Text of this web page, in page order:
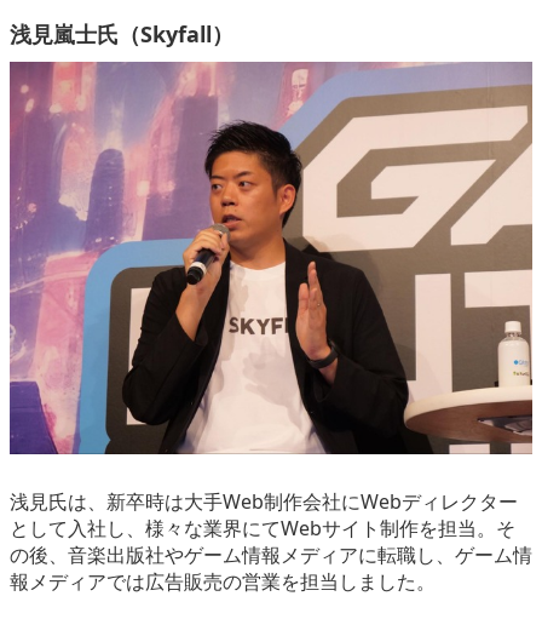
浅見嵐士氏（Skyfall）
浅見氏は、新卒時は大手Web制作会社にWebディレクター
として入社し、様々な業界にてWebサイト制作を担当。そ
の後、音楽出版社やゲーム情報メディアに転職し、ゲーム情
報メディアでは広告販売の営業を担当しました。